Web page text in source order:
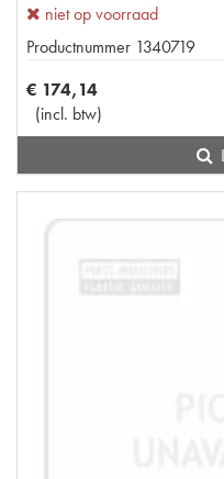
niet op voorraad
Productnummer 1340719
€ 174,14
(incl. btw)